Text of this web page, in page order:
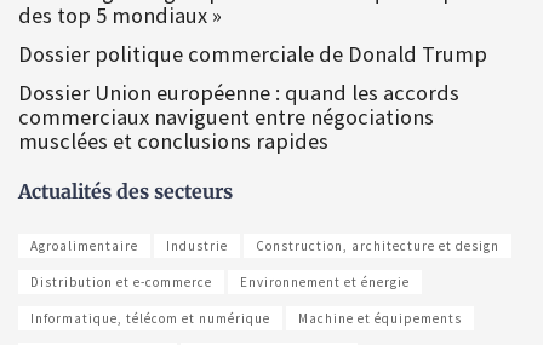
des top 5 mondiaux »
Dossier politique commerciale de Donald Trump
Dossier Union européenne : quand les accords
commerciaux naviguent entre négociations
musclées et conclusions rapides
Actualités des secteurs
Agroalimentaire Industrie Construction, architecture et design
Distribution et e-commerce Environnement et énergie
Informatique, télécom et numérique Machine et équipements